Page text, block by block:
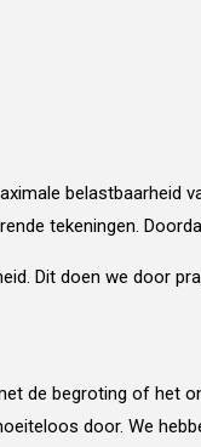
belastbaarheid
tekeningen.
Dit doen we door
de begroting of het
door. We